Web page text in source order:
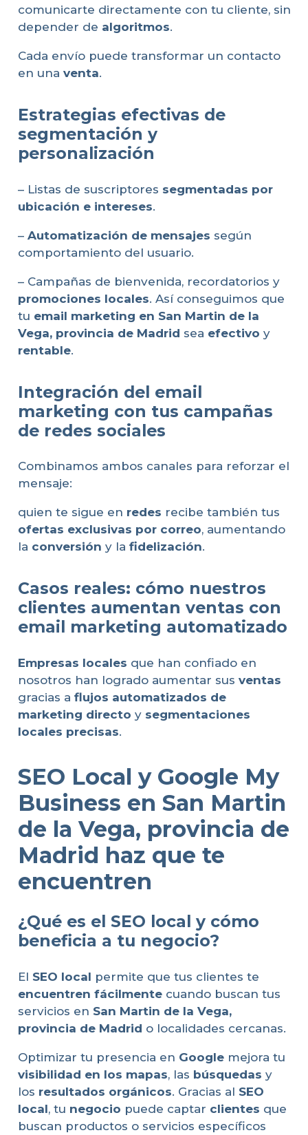
comunicarte directamente con tu cliente, sin
depender de algoritmos.
Cada envío puede transformar un contacto
en una venta.
Estrategias efectivas de
segmentación y
personalización
– Listas de suscriptores segmentadas por
ubicación e intereses.
– Automatización de mensajes según
comportamiento del usuario.
– Campañas de bienvenida, recordatorios y
promociones locales. Así conseguimos que
tu email marketing en San Martin de la
Vega, provincia de Madrid sea efectivo y
rentable.
Integración del email
marketing con tus campañas
de redes sociales
Combinamos ambos canales para reforzar el
mensaje:
quien te sigue en redes recibe también tus
ofertas exclusivas por correo, aumentando
la conversión y la fidelización.
Casos reales: cómo nuestros
clientes aumentan ventas con
email marketing automatizado
Empresas locales que han confiado en
nosotros han logrado aumentar sus ventas
gracias a flujos automatizados de
marketing directo y segmentaciones
locales precisas.
SEO Local y Google My
Business en San Martin
de la Vega, provincia de
Madrid haz que te
encuentren
¿Qué es el SEO local y cómo
beneficia a tu negocio?
El SEO local permite que tus clientes te
encuentren fácilmentecuando buscan tus
servicios en San Martin de la Vega,
provincia de Madrid o localidades cercanas.
Optimizar tu presencia en Googlemejora tu
visibilidad en los mapas, las búsquedas y
los resultados orgánicos. Gracias al SEO
local, tu negocio puede captar clientes que
buscan productos o servicios específicos